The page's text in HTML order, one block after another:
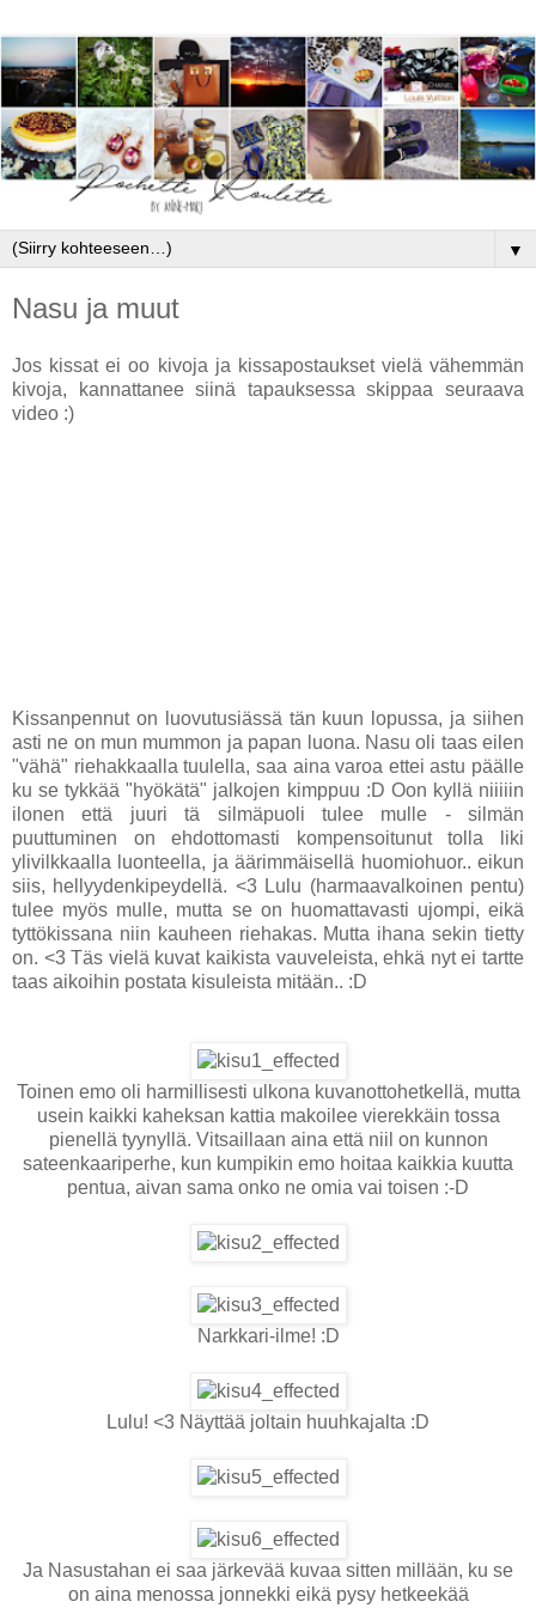
▼
Nasu ja muut
Jos kissat ei oo kivoja ja kissapostaukset vielä vähemmän
kivoja, kannattanee siinä tapauksessa skippaa seuraava
video :)
Kissanpennut on luovutusiässä tän kuun lopussa, ja siihen
asti ne on mun mummon ja papan luona. Nasu oli taas eilen
"vähä" riehakkaalla tuulella, saa aina varoa ettei astu päälle
ku se tykkää "hyökätä" jalkojen kimppuu :D Oon kyllä niiiiin
ilonen että juuri tä silmäpuoli tulee mulle - silmän
puuttuminen on ehdottomasti kompensoitunut tolla liki
ylivilkkaalla luonteella, ja äärimmäisellä huomiohuor.. eikun
siis, hellyydenkipeydellä. <3 Lulu (harmaavalkoinen pentu)
tulee myös mulle, mutta se on huomattavasti ujompi, eikä
tyttökissana niin kauheen riehakas. Mutta ihana sekin tietty
on. <3 Täs vielä kuvat kaikista vauveleista, ehkä nyt ei tartte
taas aikoihin postata kisuleista mitään.. :D
Toinen emo oli harmillisesti ulkona kuvanottohetkellä, mutta
usein kaikki kaheksan kattia makoilee vierekkäin tossa
pienellä tyynyllä. Vitsaillaan aina että niil on kunnon
sateenkaariperhe, kun kumpikin emo hoitaa kaikkia kuutta
pentua, aivan sama onko ne omia vai toisen :-D
Narkkari-ilme! :D
Lulu! <3 Näyttää joltain huuhkajalta :D
Ja Nasustahan ei saa järkevää kuvaa sitten millään, ku se
on aina menossa jonnekki eikä pysy hetkeekää